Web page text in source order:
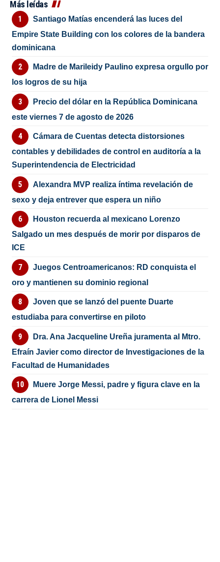
Más leídas
Santiago Matías encenderá las luces del
Empire State Building con los colores de la bandera
dominicana
Madre de Marileidy Paulino expresa orgullo por
los logros de su hija
Precio del dólar en la República Dominicana
este viernes 7 de agosto de 2026
Cámara de Cuentas detecta distorsiones
contables y debilidades de control en auditoría a la
Superintendencia de Electricidad
Alexandra MVP realiza íntima revelación de
sexo y deja entrever que espera un niño
Houston recuerda al mexicano Lorenzo
Salgado un mes después de morir por disparos de
ICE
Juegos Centroamericanos: RD conquista el
oro y mantienen su dominio regional
Joven que se lanzó del puente Duarte
estudiaba para convertirse en piloto
Dra. Ana Jacqueline Ureña juramenta al Mtro.
Efraín Javier como director de Investigaciones de la
Facultad de Humanidades
Muere Jorge Messi, padre y figura clave en la
carrera de Lionel Messi